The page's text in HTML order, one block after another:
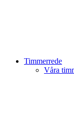
Timmerrede
Våra